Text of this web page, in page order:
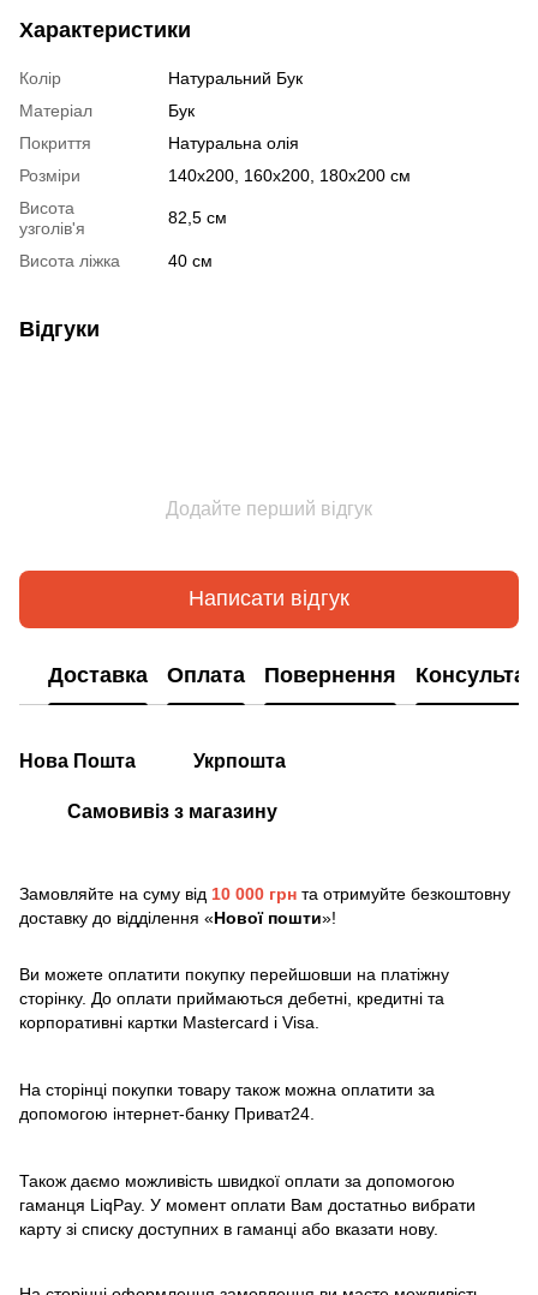
Характеристики
Колір
Натуральний Бук
Матеріал
Бук
Покриття
Натуральна олія
Розміри
140x200, 160x200, 180x200 см
Висота
узголів'я
82,5 см
Висота ліжка 40 см
Відгуки
Додайте перший відгук
Написати відгук
Доставка Оплата Повернення
Нова Пошта Укрпошта
Самовивіз з магазину
Замовляйте на суму від 10 000 грн та отримуйте безкоштовну
доставку до відділення «Нової пошти»!
Ви можете оплатити покупку перейшовши на платіжну
сторінку. До оплати приймаються дебетні, кредитні та
корпоративні картки Mastercard і Visa.
На сторінці покупки товару також можна оплатити за
допомогою інтернет-банку Приват24.
Також даємо можливість швидкої оплати за допомогою
гаманця LiqPay. У момент оплати Вам достатньо вибрати
карту зі списку доступних в гаманці або вказати нову.